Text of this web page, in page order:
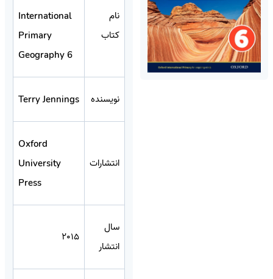
نام
کتاب
International
Primary
Geography 6
نویسنده Terry Jennings
انتشارات
Oxford
University
Press
سال
انتشار
2015